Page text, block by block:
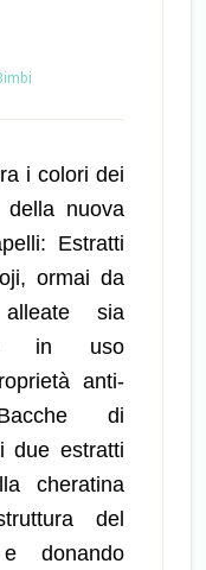
i colori dei
della nuova
Estratti
ormai da
sia
in uso
anti-
di
due estratti
cheratina
del
donando